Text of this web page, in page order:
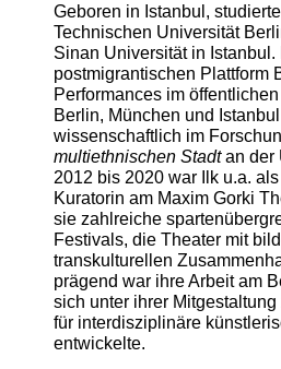
Geboren in Istanbul,
Technischen Universität
Sinan Universität in Istanbul.
postmigrantischen Plattform
Performances im
Berlin, München und
wissenschaftlich im
multiethnischen Stadtan der
2012 bis 2020 war Ilk u.a.
Kuratorin am Maxim Gorki
sie zahlreiche
Festivals, die Theater mit
transkulturellen
prägend war ihre Arbeit am
sich unter ihrer
für interdisziplinäre
entwickelte.